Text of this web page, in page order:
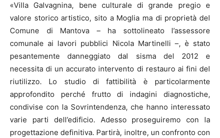
«Villa Galvagnina, bene culturale di grande pregio e
valore storico artistico, sito a Moglia ma di proprietà del
Comune di Mantova – ha sottolineato l’assessore
comunale ai lavori pubblici Nicola Martinelli –, è stato
pesantemente danneggiato dal sisma del 2012 e
necessita di un accurato intervento di restauro ai fini del
riutilizzo. Lo studio di fattibilità è particolarmente
approfondito perché frutto di indagini diagnostiche,
condivise con la Sovrintendenza, che hanno interessato
varie parti dell’edificio. Adesso proseguiremo con la
progettazione definitiva. Partirà, inoltre, un confronto con